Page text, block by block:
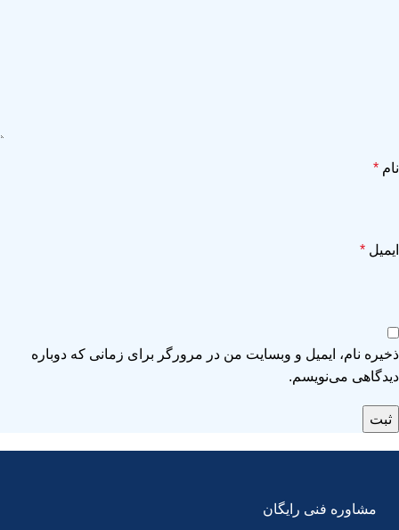
نام *
ایمیل *
ذخیره نام، ایمیل و وبسایت من در مرورگر برای زمانی که دوباره
دیدگاهی می‌نویسم.
مشاوره فنی رایگان